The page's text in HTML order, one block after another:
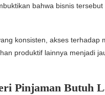
bahwa bisnis
konsisten, akses terhadap
produktif lainnya menjadi
Pinjaman Butuh